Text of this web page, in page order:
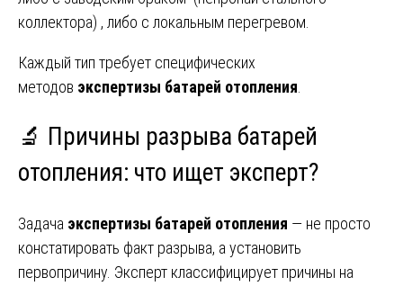
коллектора) , либо с локальным перегревом.
Каждый тип требует специфических
методов экспертизы батарей отопления
🔬 Причины разрыва батарей
отопления: что ищет эксперт?
Задача экспертизы батарей отопления — не просто
констатировать факт разрыва, а установить
первопричину. Эксперт классифицирует причины на